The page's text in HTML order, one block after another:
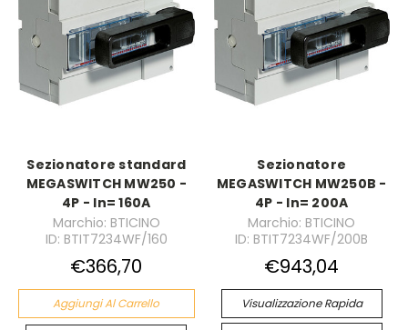
Sezionatore standard
MEGASWITCH MW250 -
4P - In= 160A
Marchio: BTICINO
ID: BTIT7234WF/160
€366,70
Aggiungi Al Carrello
Sezionatore
MEGASWITCH MW250B -
4P - In= 200A
Marchio: BTICINO
ID: BTIT7234WF/200B
€943,04
Visualizzazione Rapida